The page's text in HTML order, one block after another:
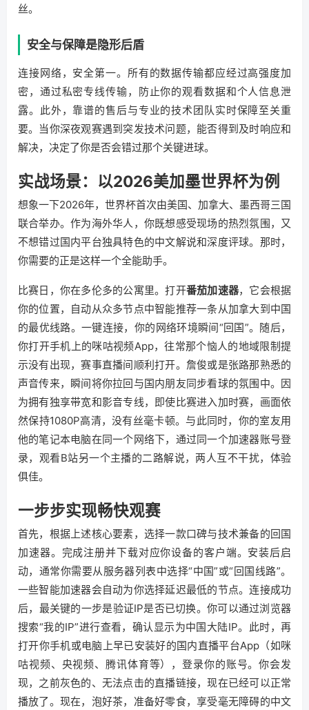
丝。
安全与保障是隐形后盾
连接网络，安全第一。所有的数据传输都应经过高强度加
密，通过私密专线传输，防止你的观看数据和个人信息泄
露。此外，靠谱的售后与专业的技术团队实时保障至关重
要。当你深夜观赛遇到突发技术问题，能否得到及时响应和
解决，决定了你是否会错过那个关键进球。
实战场景：以2026美加墨世界杯为例
想象一下2026年，世界杯首次由美国、加拿大、墨西哥三国
联合举办。作为海外华人，你既想感受现场的热烈氛围，又
不想错过国内平台独具特色的中文解说和深度评球。那时，
你需要的正是这样一个全能助手。
比赛日，你在多伦多的公寓里。打开番茄加速器，它会根据
你的位置，自动从众多节点中智能推荐一条从加拿大到中国
的最优线路。一键连接，你的网络环境瞬间“回国”。随后，
你打开手机上的咪咕视频App，往常那个恼人的地域限制提
示没有出现，赛事直播间顺利打开。詹俊或是张路那熟悉的
声音传来，瞬间将你拉回与国内朋友同步看球的氛围中。因
为拥有独享带宽和影音专线，即使比赛进入加时赛，画面依
然保持1080P高清，没有丝毫卡顿。与此同时，你的室友用
他的笔记本电脑在同一个网络下，通过同一个加速器账号登
录，观看B站另一个主播的二路解说，两人互不干扰，体验
俱佳。
一步步实现畅快观赛
首先，根据上述核心要素，选择一款口碑与技术兼备的回国
加速器。完成注册并下载对应你设备的客户端。安装后启
动，通常你需要从服务器列表中选择“中国”或“回国线路”。
一些智能加速器会自动为你选择延迟最低的节点。连接成功
后，最关键的一步是验证IP是否已切换。你可以通过浏览器
搜索“我的IP”进行查看，确认显示为中国大陆IP。此时，再
打开你手机或电脑上早已安装好的国内直播平台App（如咪
咕视频、央视频、腾讯体育等），登录你的账号。你会发
现，之前灰色的、无法点击的直播链接，现在已经可以正常
播放了。现在，泡好茶，准备好零食，享受毫无障碍的中文